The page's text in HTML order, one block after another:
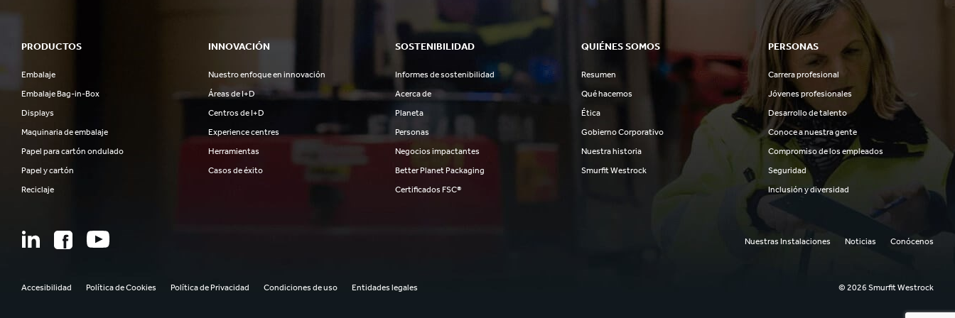
PRODUCTOS
Embalaje
Embalaje Bag-in-Box
Displays
Maquinaria de embalaje
Papel para cartón ondulado
Papel y cartón
Reciclaje
INNOVACIÓN
Nuestro enfoque en innovación
Áreas de I+D
Centros de I+D
Experience centres
Herramientas
Casos de éxito
SOSTENIBILIDAD
Informes de sostenibilidad
Acerca de
Planeta
Personas
Negocios impactantes
Better Planet Packaging
Certificados FSC®
QUIÉNES SOMOS
Resumen
Qué hacemos
Ética
Gobierno Corporativo
Nuestra historia
Smurfit Westrock
PERSONAS
Carrera profesional
Jóvenes profesionales
Desarrollo de talento
Conoce a nuestra gente
Compromiso de los empleados
Seguridad
Inclusión y diversidad
Nuestras Instalaciones Noticias Conócenos
Accesibilidad Política de Cookies Política de Privacidad Condiciones de uso Entidades legales © 2026 Smurfit Westrock